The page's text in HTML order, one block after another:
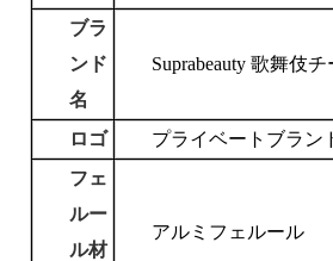
ブラ
ンド
名
Suprabeauty 歌舞伎
ロゴ
プライベートブラン
フェ
ルー
ル材
アルミフェルール